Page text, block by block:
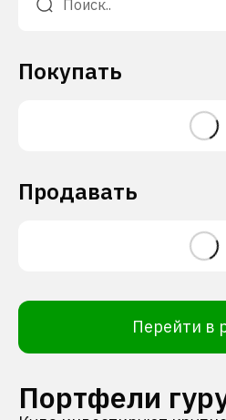
Покупать
Продавать
Перейти в
Портфели